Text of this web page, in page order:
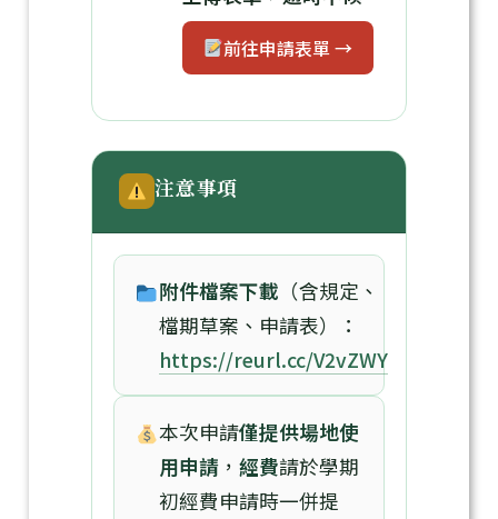
前往申請表單 →
注意事項
附件檔案下載 （含規定、
檔期草案、申請表）：
https://reurl.cc/V2vZWY
本次申請僅提供場地使
用申請 ，經費請於學期
初經費申請時一併提